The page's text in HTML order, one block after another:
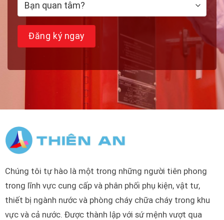
Chúng tôi tự hào là một trong những người tiên phong
trong lĩnh vực cung cấp và phân phối phụ kiện, vật tư,
thiết bị ngành nước và phòng cháy chữa cháy trong khu
vực và cả nước. Được thành lập với sứ mệnh vượt qua